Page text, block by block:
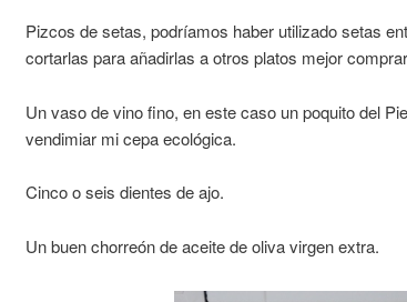
Pizcos de setas, podríamos haber utilizado setas
cortarlas para añadirlas a otros platos mejor
Un vaso de vino fino, en este caso un poquito del
vendimiar mi cepa ecológica.
Cinco o seis dientes de ajo.
Un buen chorreón de aceite de oliva virgen extra.